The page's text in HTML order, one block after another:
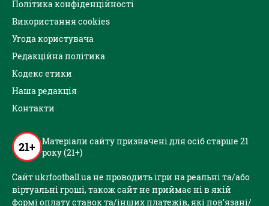
Політика конфіденційності
Використання cookies
Угода користувача
Редакційна політика
Кодекс етики
Наша редакція
Контакти
21+ Матеріали сайту призначені для осіб старше 21
року (21+)
Сайт ukrfootball.ua не проводить ігри на реальні та/або
віртуальні гроші, також сайт не приймає ні в якій
формі оплату ставок та/інших платежів, які пов’язані/